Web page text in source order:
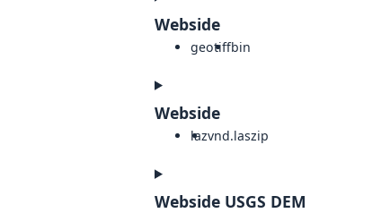
Webside
geotiffbin
Webside
lazvnd.laszip
Webside USGS DEM